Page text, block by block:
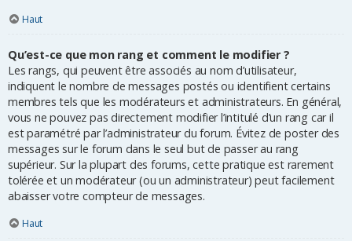
Haut
Qu’est-ce que mon rang et comment le modifier ?
Les rangs, qui peuvent être associés au nom d’utilisateur,
indiquent le nombre de messages postés ou identifient certains
membres tels que les modérateurs et administrateurs. En général,
vous ne pouvez pas directement modifier l’intitulé d’un rang car il
est paramétré par l’administrateur du forum. Évitez de poster des
messages sur le forum dans le seul but de passer au rang
supérieur. Sur la plupart des forums, cette pratique est rarement
tolérée et un modérateur (ou un administrateur) peut facilement
abaisser votre compteur de messages.
Haut